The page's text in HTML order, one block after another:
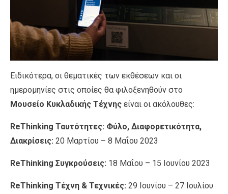
Ειδικότερα, οι θεματικές των εκθέσεων και οι
ημερομηνίες στις οποίες θα φιλοξενηθούν στο
Μουσείο Κυκλαδικής Τέχνης είναι οι ακόλουθες:
ReThinking Ταυτότητες: Φύλο, Διαφορετικότητα,
Διακρίσεις: 20 Μαρτίου – 8 Μαΐου 2023
ReThinking Συγκρούσεις: 18 Μαΐου – 15 Ιουνίου 2023
ReThinking Τέχνη & Τεχνικές: 29 Ιουνίου – 27 Ιουλίου